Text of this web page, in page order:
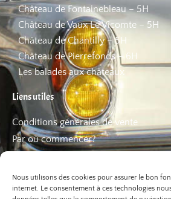
Nous utilisons des cookies pour assurer le bon
internet. Le consentement à ces technologies
Château de Fontainebleau – 5H
Château de Vaux Le Vicomte – 5H
Château de Chantilly – 5H
Château de Pierrefonds – 6H
Les balades aux châteaux
Liens utiles
Conditions générales de vente
Par où commencer?
Les bons plans